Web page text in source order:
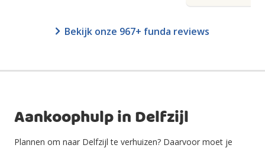
Bekijk onze 967+ funda reviews
Aankoophulp in Delfzijl
Plannen om naar Delfzijl te verhuizen? Daarvoor moet je